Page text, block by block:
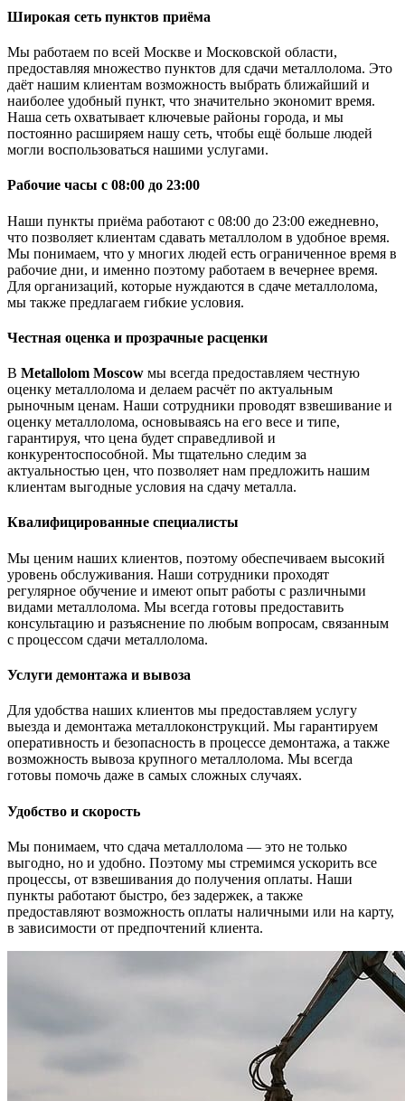
Широкая сеть пунктов приёма
Мы работаем по всей Москве и Московской области,
предоставляя множество пунктов для сдачи металлолома. Это
даёт нашим клиентам возможность выбрать ближайший и
наиболее удобный пункт, что значительно экономит время.
Наша сеть охватывает ключевые районы города, и мы
постоянно расширяем нашу сеть, чтобы ещё больше людей
могли воспользоваться нашими услугами.
Рабочие часы с 08:00 до 23:00
Наши пункты приёма работают с 08:00 до 23:00 ежедневно,
что позволяет клиентам сдавать металлолом в удобное время.
Мы понимаем, что у многих людей есть ограниченное время в
рабочие дни, и именно поэтому работаем в вечернее время.
Для организаций, которые нуждаются в сдаче металлолома,
мы также предлагаем гибкие условия.
Честная оценка и прозрачные расценки
В Metallolom Moscow мы всегда предоставляем честную
оценку металлолома и делаем расчёт по актуальным
рыночным ценам. Наши сотрудники проводят взвешивание и
оценку металлолома, основываясь на его весе и типе,
гарантируя, что цена будет справедливой и
конкурентоспособной. Мы тщательно следим за
актуальностью цен, что позволяет нам предложить нашим
клиентам выгодные условия на сдачу металла.
Квалифицированные специалисты
Мы ценим наших клиентов, поэтому обеспечиваем высокий
уровень обслуживания. Наши сотрудники проходят
регулярное обучение и имеют опыт работы с различными
видами металлолома. Мы всегда готовы предоставить
консультацию и разъяснение по любым вопросам, связанным
с процессом сдачи металлолома.
Услуги демонтажа и вывоза
Для удобства наших клиентов мы предоставляем услугу
выезда и демонтажа металлоконструкций. Мы гарантируем
оперативность и безопасность в процессе демонтажа, а также
возможность вывоза крупного металлолома. Мы всегда
готовы помочь даже в самых сложных случаях.
Удобство и скорость
Мы понимаем, что сдача металлолома — это не только
выгодно, но и удобно. Поэтому мы стремимся ускорить все
процессы, от взвешивания до получения оплаты. Наши
пункты работают быстро, без задержек, а также
предоставляют возможность оплаты наличными или на карту,
в зависимости от предпочтений клиента.